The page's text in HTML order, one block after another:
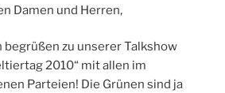
Damen und Herren,
begrüßen zu unserer Talkshow
2010“ mit allen im
Parteien! Die Grünen sind ja